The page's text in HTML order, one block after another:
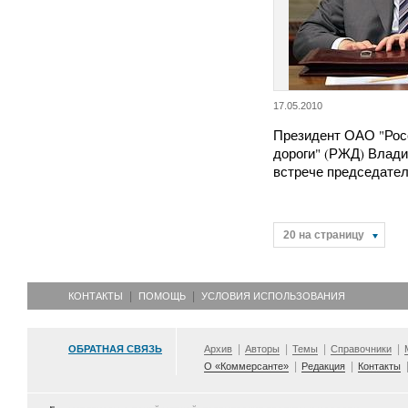
17.05.2010
Президент ОАО
дороги" (РЖД)
встрече
20 на страницу
КОНТАКТЫ ПОМОЩЬ УСЛОВИЯ ИСПОЛЬЗОВАНИЯ
ОБРАТНАЯ СВЯЗЬ Архив Авторы Темы Справочники
О «Коммерсанте»
Редакция Контакты